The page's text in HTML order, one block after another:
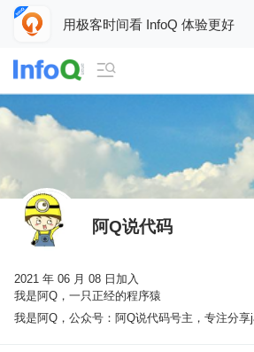
用极客时间看 InfoQ 体验更好

阿Q说代码
2021 年 06 月 08 日加入
我是阿Q，一只正经的程序猿
我是阿Q，公众号：阿Q说代码号主，专注分享